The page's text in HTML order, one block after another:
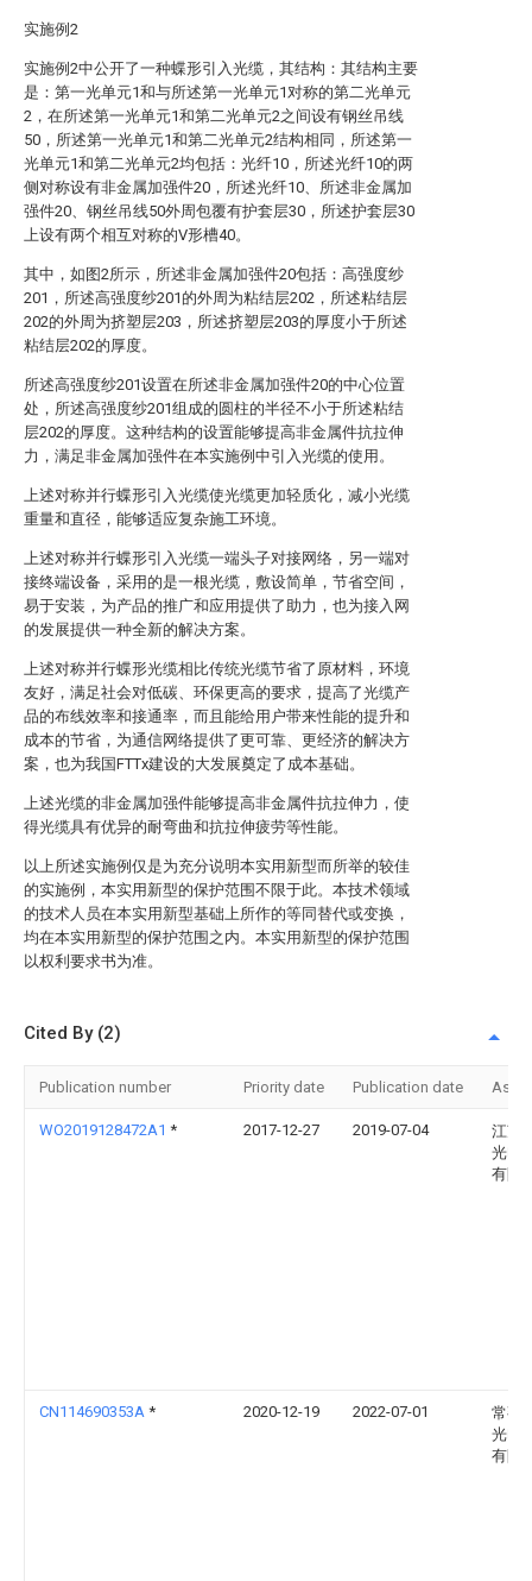
实施例2
实施例2中公开了一种蝶形引入光缆，其结构：其结构主要
是：第一光单元1和与所述第一光单元1对称的第二光单元
2，在所述第一光单元1和第二光单元2之间设有钢丝吊线
50，所述第一光单元1和第二光单元2结构相同，所述第一
光单元1和第二光单元2均包括：光纤10，所述光纤10的两
侧对称设有非金属加强件20，所述光纤10、所述非金属加
强件20、钢丝吊线50外周包覆有护套层30，所述护套层30
上设有两个相互对称的V形槽40。
其中，如图2所示，所述非金属加强件20包括：高强度纱
201，所述高强度纱201的外周为粘结层202，所述粘结层
202的外周为挤塑层203，所述挤塑层203的厚度小于所述
粘结层202的厚度。
所述高强度纱201设置在所述非金属加强件20的中心位置
处，所述高强度纱201组成的圆柱的半径不小于所述粘结
层202的厚度。这种结构的设置能够提高非金属件抗拉伸
力，满足非金属加强件在本实施例中引入光缆的使用。
上述对称并行蝶形引入光缆使光缆更加轻质化，减小光缆
重量和直径，能够适应复杂施工环境。
上述对称并行蝶形引入光缆一端头子对接网络，另一端对
接终端设备，采用的是一根光缆，敷设简单，节省空间，
易于安装，为产品的推广和应用提供了助力，也为接入网
的发展提供一种全新的解决方案。
上述对称并行蝶形光缆相比传统光缆节省了原材料，环境
友好，满足社会对低碳、环保更高的要求，提高了光缆产
品的布线效率和接通率，而且能给用户带来性能的提升和
成本的节省，为通信网络提供了更可靠、更经济的解决方
案，也为我国FTTx建设的大发展奠定了成本基础。
上述光缆的非金属加强件能够提高非金属件抗拉伸力，使
得光缆具有优异的耐弯曲和抗拉伸疲劳等性能。
以上所述实施例仅是为充分说明本实用新型而所举的较佳
的实施例，本实用新型的保护范围不限于此。本技术领域
的技术人员在本实用新型基础上所作的等同替代或变换，
均在本实用新型的保护范围之内。本实用新型的保护范围
以权利要求书为准。
Cited By (2)
Publication number Priority date Publication date
WO2019128472A1 * 2017-12-27 2019-07-04
江苏
光电
有限
CN114690353A * 2020-12-19 2022-07-01
常熟
光电
有限